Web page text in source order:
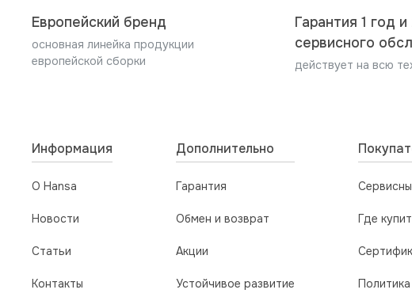
Европейский бренд
основная линейка продукции
европейской сборки
Гарантия 1 год
сервисного
действует на всю
Информация
О Hansa
Новости
Статьи
Контакты
Дополнительно
Гарантия
Обмен и возврат
Акции
Устойчивое развитие
Где